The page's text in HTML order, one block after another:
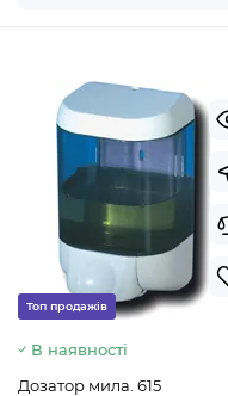
Топ продажів
В наявності
Дозатор мила. 615